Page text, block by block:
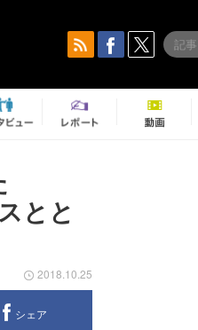
とと
2018.10.25
シェア